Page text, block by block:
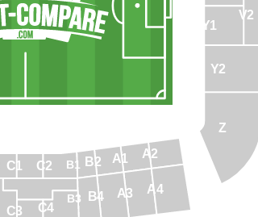
V2
Y1
Y2
Z
A1 A2
A3 A4
B1 B2
B3 B4
C1 C2
C3 C4